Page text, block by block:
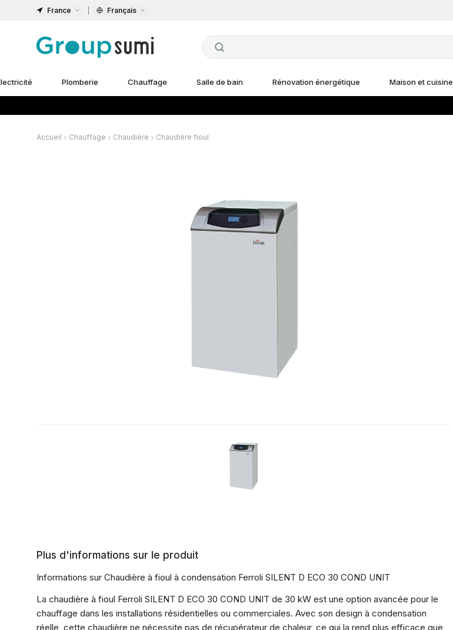
France Français
Plomberie Chauffage Salle de bain Rénovation énergétique Maison et cuisine
Accueil Chauffage Chaudière Chaudière fioul
Plus d'informations sur le produit
Informations sur Chaudière à fioul à condensation Ferroli SILENT D ECO 30 COND UNIT
La chaudière à fioul Ferroli SILENT D ECO 30 COND UNIT de 30 kW est une option avancée pour le
chauffage dans les installations résidentielles ou commerciales. Avec son design à condensation
réelle, cette chaudière ne nécessite pas de récupérateur de chaleur, ce qui la rend plus efficace que